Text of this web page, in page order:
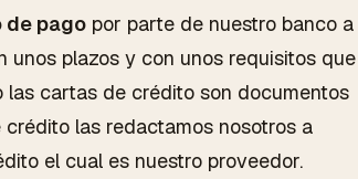
de pago por parte de nuestro banco a
unos plazos y con unos requisitos que
las cartas de crédito son documentos
las redactamos nosotros a
el cual es nuestro proveedor.